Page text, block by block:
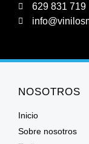
629 831 719
NOSOTROS
Inicio
Sobre nosotros